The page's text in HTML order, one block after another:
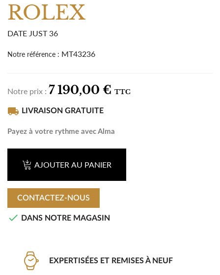
ROLEX
DATE JUST 36
Notre référence : MT43236
Notre prix : 7 190,00 € TTC
local_shipping LIVRAISON GRATUITE
Payez à votre rythme avec Alma
AJOUTER AU PANIER
CONTACTEZ-NOUS
 DANS NOTRE MAGASIN
EXPERTISÉES ET REMISES À NEUF